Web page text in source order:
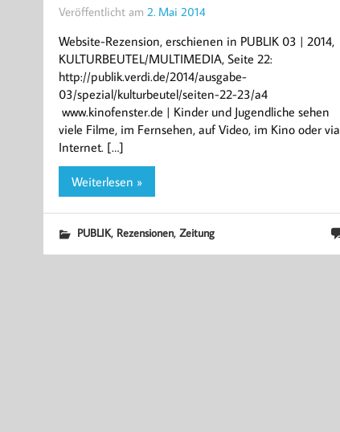
Veröffentlicht am 2. Mai 2014
Website-Rezension, erschienen in PUBLIK 03 | 2014,
KULTURBEUTEL/MULTIMEDIA, Seite 22:
http://publik.verdi.de/2014/ausgabe-
03/spezial/kulturbeutel/seiten-22-23/a4
www.kinofenster.de | Kinder und Jugendliche sehen
viele Filme, im Fernsehen, auf Video, im Kino oder via
Internet. […]
Weiterlesen »
PUBLIK, Rezensionen, Zeitung